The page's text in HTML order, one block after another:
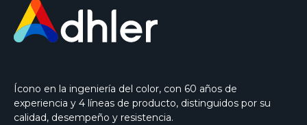
Ícono en la ingeniería del color, con 60 años de
experiencia y 4 líneas de producto, distinguidos por su
calidad, desempeño y resistencia.